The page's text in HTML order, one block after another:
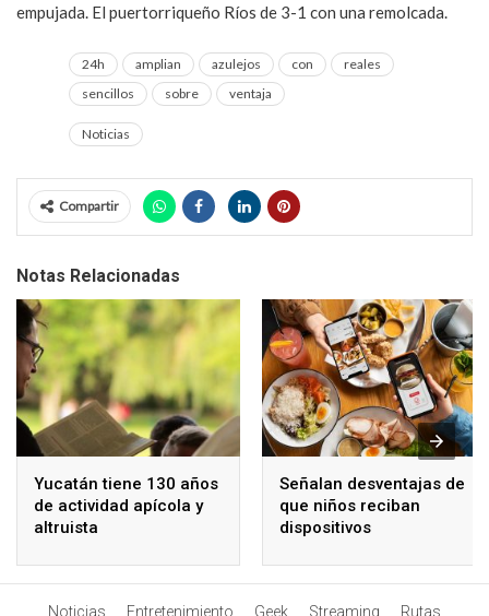
empujada. El puertorriqueño Ríos de 3-1 con una remolcada.
24h amplian azulejos con
reales
sencillos
sobre ventaja
Noticias
Compartir
Notas Relacionadas
Yucatán tiene 130 años
de actividad apícola y
altruista
Señalan desventajas de
que niños reciban
dispositivos
Noticias Entretenimiento Geek Streaming Rutas